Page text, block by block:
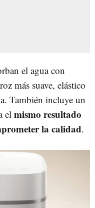
el agua con
más suave, elástico
También incluye un
el mismo resultado
la calidad.